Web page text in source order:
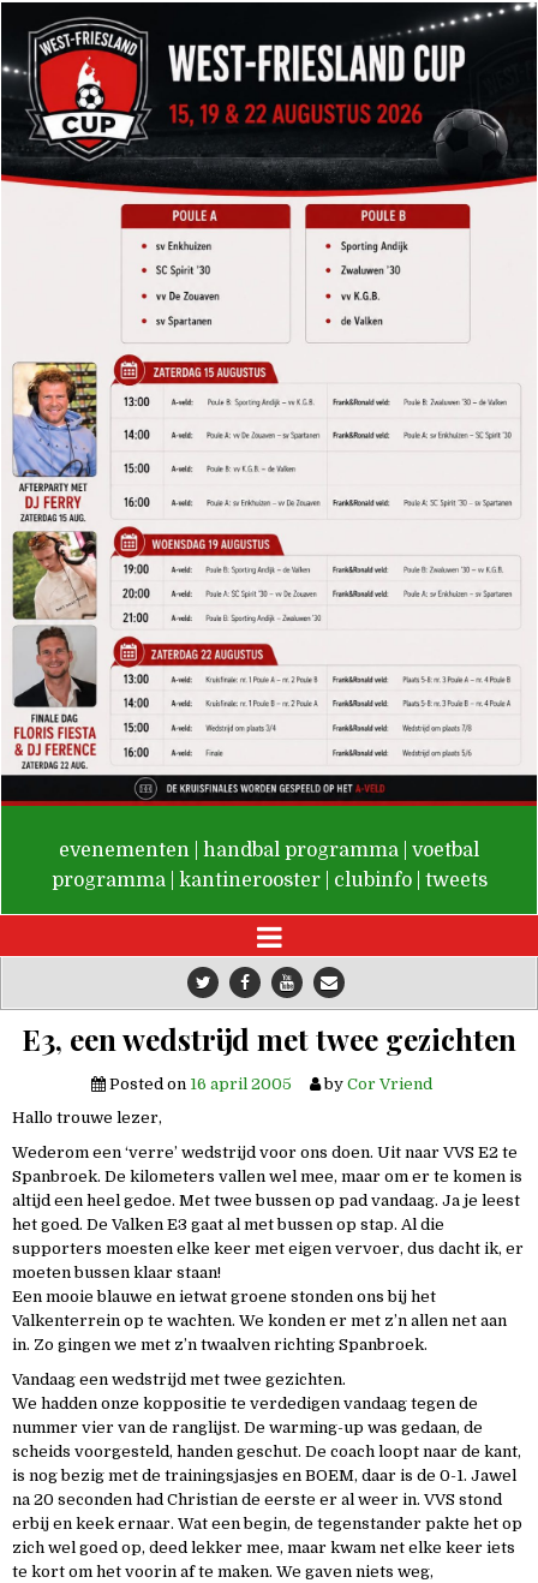
De Valken
evenementen handbal programma
voetbal
programma
kantinerooster clubinfo tweets
E3, een wedstrijd met twee gezichten
Posted on 16 april 2005 by Cor Vriend
Hallo trouwe lezer,
Wederom een ‘verre’ wedstrijd voor ons doen. Uit naar VVS E2 te
Spanbroek. De kilometers vallen wel mee, maar om er te komen is
altijd een heel gedoe. Met twee bussen op pad vandaag. Ja je leest
het goed. De Valken E3 gaat al met bussen op stap. Al die
supporters moesten elke keer met eigen vervoer, dus dacht ik, er
moeten bussen klaar staan!
Een mooie blauwe en ietwat groene stonden ons bij het
Valkenterrein op te wachten. We konden er met z’n allen net aan
in. Zo gingen we met z’n twaalven richting Spanbroek.
Vandaag een wedstrijd met twee gezichten.
We hadden onze koppositie te verdedigen vandaag tegen de
nummer vier van de ranglijst. De warming-up was gedaan, de
scheids voorgesteld, handen geschut. De coach loopt naar de kant,
is nog bezig met de trainingsjasjes en BOEM, daar is de 0-1. Jawel
na 20 seconden had Christian de eerste er al weer in. VVS stond
erbij en keek ernaar. Wat een begin, de tegenstander pakte het op
zich wel goed op, deed lekker mee, maar kwam net elke keer iets
te kort om het voorin af te maken. We gaven niets weg,